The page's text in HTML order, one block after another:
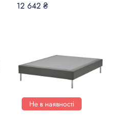
12 642 ₴
Не в наявності